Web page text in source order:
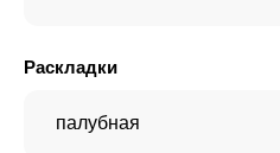
Раскладки
палубная